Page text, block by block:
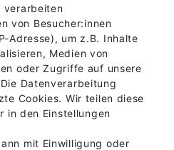
verarbeiten
von Besucher:innen
Adresse), um z.B. Inhalte
Medien von
oder Zugriffe auf unsere
Datenverarbeitung
Cookies. Wir teilen diese
in den Einstellungen
mit Einwilligung oder